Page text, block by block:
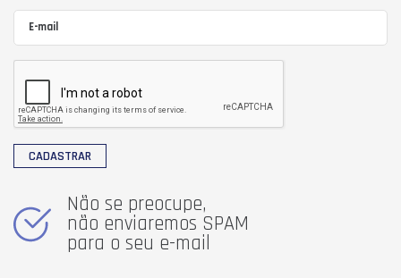
CADASTRAR
Não se preocupe,
não enviaremos SPAM
para o seu e-mail